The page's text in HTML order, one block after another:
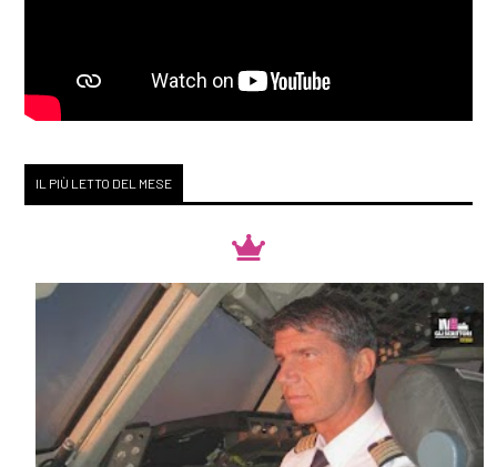
IL PIÙ LETTO DEL MESE